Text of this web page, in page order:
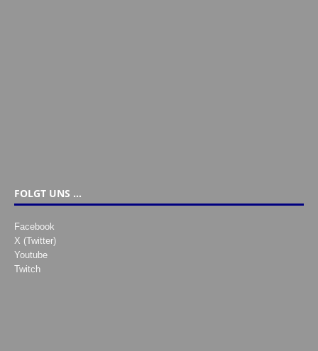
FOLGT UNS …
Facebook
X (Twitter)
Youtube
Twitch